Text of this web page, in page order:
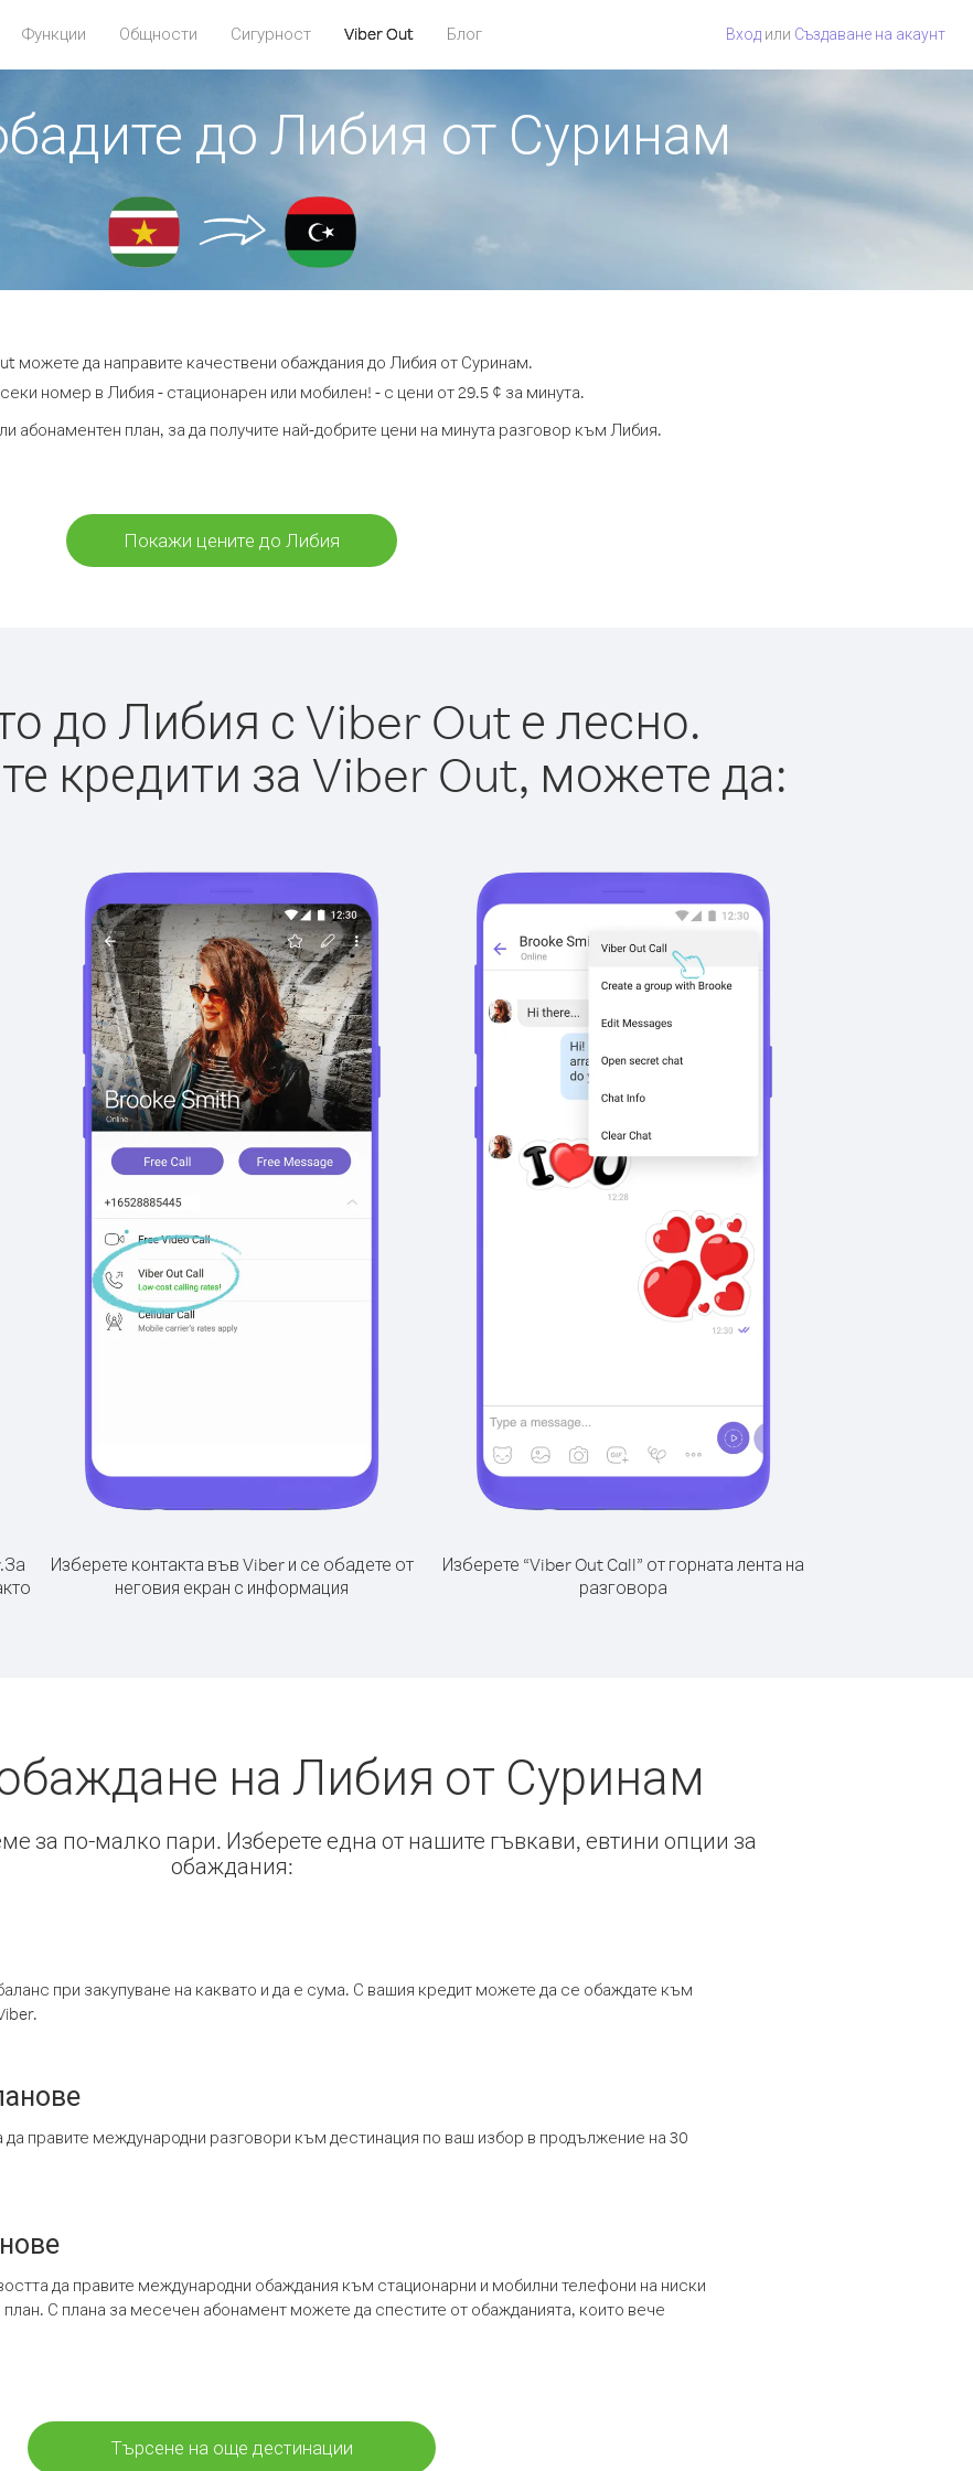
Функции Общности Сигурност Viber Out Блог Вход или Създаване на акаунт
до Либия от Суринам
можете да направите качествени обаждания до Либия от Суринам.
номер в Либия - стационарен или мобилен! - с цени от 29.5 ¢ за минута.
абонаментен план, за да получите най-добрите цени на минута разговор към Либия.
Покажи цените до Либия
до Либия с Viber Out е лесно.
кредити за Viber Out, можете да:
За
Изберете контакта във Viber и се обадете от
неговия екран с информация
Изберете “Viber Out Call” от горната лента на
разговора
на Либия от Суринам
за по-малко пари. Изберете една от нашите гъвкави, евтини опции за
обаждания:
при закупуване на каквато и да е сума. С вашия кредит можете да се обаждате към
правите международни разговори към дестинация по ваш избор в продължение на 30
да правите международни обаждания към стационарни и мобилни телефони на ниски
план. С плана за месечен абонамент можете да спестите от обажданията, които вече
Търсене на още дестинации